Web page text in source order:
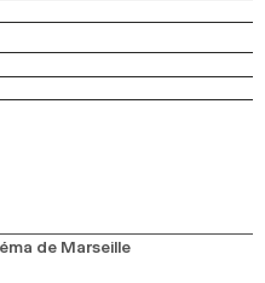
de Marseille